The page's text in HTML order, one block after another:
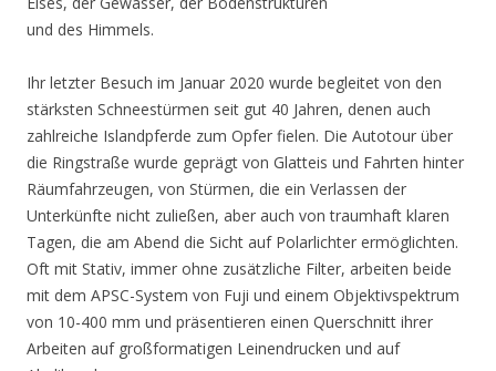
und des Himmels.
Ihr letzter Besuch im Januar 2020 wurde begleitet von den
stärksten Schneestürmen seit gut 40 Jahren, denen auch
zahlreiche Islandpferde zum Opfer fielen. Die Autotour über
die Ringstraße wurde geprägt von Glatteis und Fahrten hinter
Räumfahrzeugen, von Stürmen, die ein Verlassen der
Unterkünfte nicht zuließen, aber auch von traumhaft klaren
Tagen, die am Abend die Sicht auf Polarlichter ermöglichten.
Oft mit Stativ, immer ohne zusätzliche Filter, arbeiten beide
mit dem APSC-System von Fuji und einem Objektivspektrum
von 10-400 mm und präsentieren einen Querschnitt ihrer
Arbeiten auf großformatigen Leinendrucken und auf